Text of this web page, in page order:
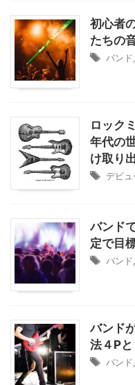
初心者
たちの
バンド
ロック
年代の
け取り
デビュ
バンド
定で目
バンド
バンド
法４P
バンド